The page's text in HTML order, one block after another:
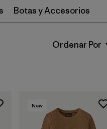
Botas y Accesorios
New